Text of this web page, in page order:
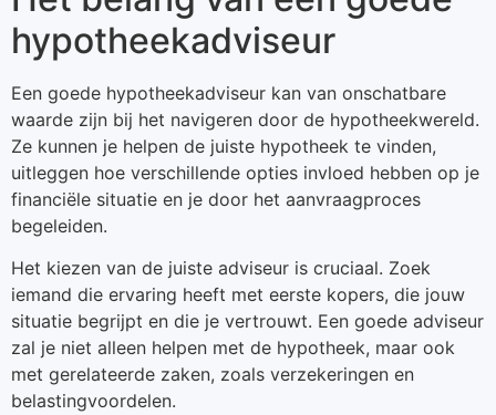
hypotheekadviseur
Een goede hypotheekadviseur kan van onschatbare
waarde zijn bij het navigeren door de hypotheekwereld.
Ze kunnen je helpen de juiste hypotheek te vinden,
uitleggen hoe verschillende opties invloed hebben op je
financiële situatie en je door het aanvraagproces
begeleiden.
Het kiezen van de juiste adviseur is cruciaal. Zoek
iemand die ervaring heeft met eerste kopers, die jouw
situatie begrijpt en die je vertrouwt. Een goede adviseur
zal je niet alleen helpen met de hypotheek, maar ook
met gerelateerde zaken, zoals verzekeringen en
belastingvoordelen.